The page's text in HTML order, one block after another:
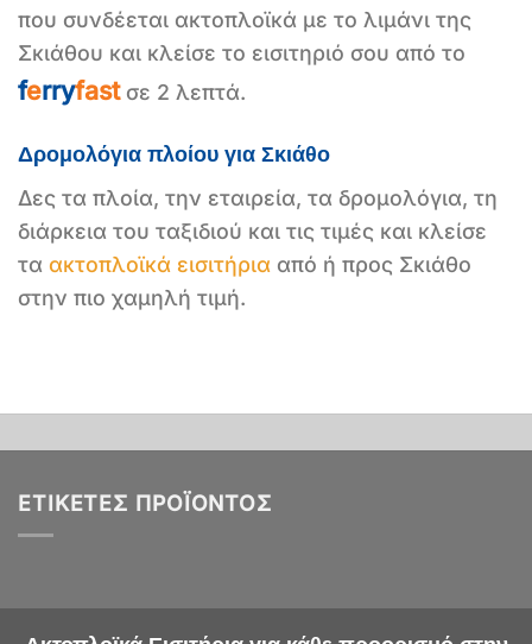
που συνδέεται ακτοπλοϊκά με το λιμάνι της
Σκιάθου και κλείσε το εισιτηριό σου από το
ferryfastσε 2 λεπτά.
Δρομολόγια πλοίου για Σκιάθο
Δες τα πλοία, την εταιρεία, τα δρομολόγια, τη
διάρκεια του ταξιδιού και τις τιμές και κλείσε
τα ακτοπλοϊκά εισιτήρια από ή προς Σκιάθο
στην πιο χαμηλή τιμή.
ΕΤΙΚΈΤΕΣ ΠΡΟΪΌΝΤΟΣ